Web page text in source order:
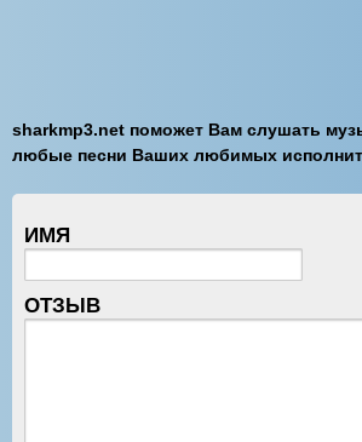
sharkmp3.net поможет Вам слушать
любые песни Ваших любимых
ИМЯ
ОТЗЫВ